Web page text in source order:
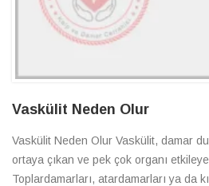
Vaskülit Neden Olur
Vaskülit Neden Olur Vaskülit, damar
ortaya çıkan ve pek çok organı
Toplardamarları, atardamarları ya da